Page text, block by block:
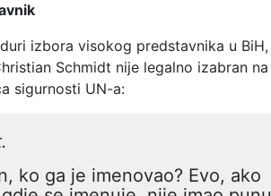
izbora visokog predstavnika u BiH,
Schmidt nije legalno izabran na
sigurnosti UN-a:
ko ga je imenovao? Evo, ako